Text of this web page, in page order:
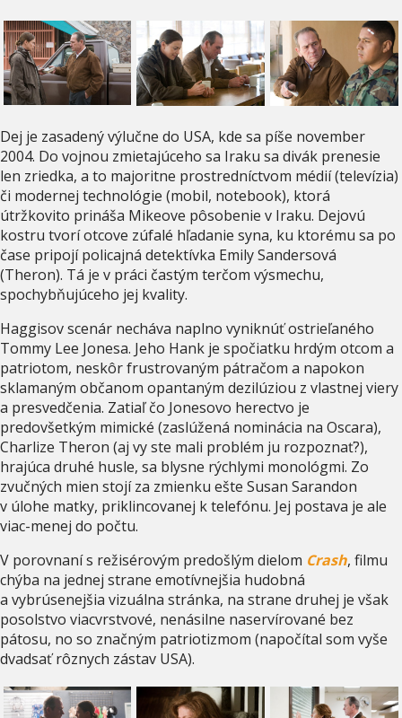
Dej je zasadený výlučne do USA, kde sa píše november
2004. Do vojnou zmietajúceho sa Iraku sa divák prenesie
len zriedka, a to majoritne prostredníctvom médií (televízia)
či modernej technológie (mobil, notebook), ktorá
útržkovito prináša Mikeove pôsobenie v Iraku. Dejovú
kostru tvorí otcove zúfalé hľadanie syna, ku ktorému sa po
čase pripojí policajná detektívka Emily Sandersová
(Theron). Tá je v práci častým terčom výsmechu,
spochybňujúceho jej kvality.
Haggisov scenár necháva naplno vyniknúť ostrieľaného
Tommy Lee Jonesa. Jeho Hank je spočiatku hrdým otcom a
patriotom, neskôr frustrovaným pátračom a napokon
sklamaným občanom opantaným dezilúziou z vlastnej viery
a presvedčenia. Zatiaľ čo Jonesovo herectvo je
predovšetkým mimické (zaslúžená nominácia na Oscara),
Charlize Theron (aj vy ste mali problém ju rozpoznať?),
hrajúca druhé husle, sa blysne rýchlymi monológmi. Zo
zvučných mien stojí za zmienku ešte Susan Sarandon
v úlohe matky, priklincovanej k telefónu. Jej postava je ale
viac-menej do počtu.
V porovnaní s režisérovým predošlým dielom Crash, filmu
chýba na jednej strane emotívnejšia hudobná
a vybrúsenejšia vizuálna stránka, na strane druhej je však
posolstvo viacvrstvové, nenásilne naservírované bez
pátosu, no so značným patriotizmom (napočítal som vyše
dvadsať rôznych zástav USA).